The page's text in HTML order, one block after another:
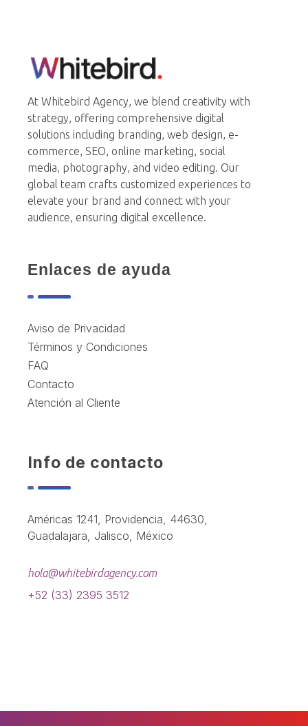
At Whitebird Agency, we blend creativity with
strategy, offering comprehensive digital
solutions including branding, web design, e-
commerce, SEO, online marketing, social
media, photography, and video editing. Our
global team crafts customized experiences to
elevate your brand and connect with your
audience, ensuring digital excellence.
Enlaces de ayuda
Aviso de Privacidad
Términos y Condiciones
FAQ
Contacto
Atención al Cliente
Info de contacto
Américas 1241, Providencia, 44630,
Guadalajara, Jalisco, México
hola@whitebirdagency.com
+52 (33) 2395 3512